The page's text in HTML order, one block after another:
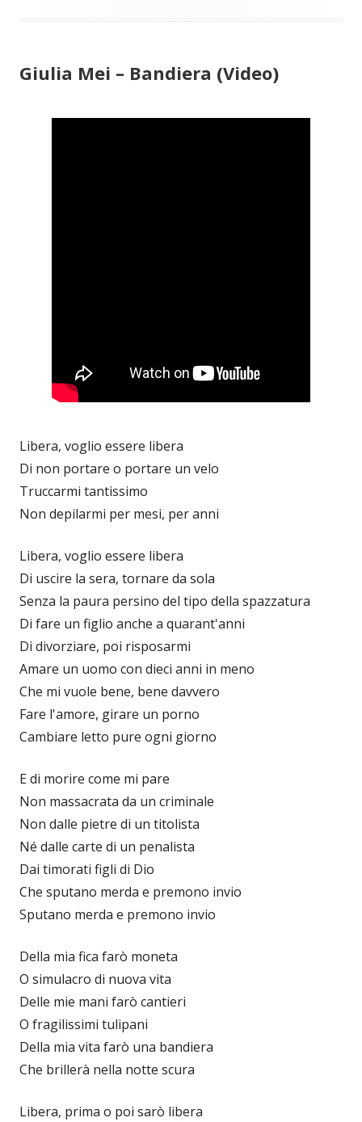
Giulia Mei – Bandiera (Video)
Libera, voglio essere libera
Di non portare o portare un velo
Truccarmi tantissimo
Non depilarmi per mesi, per anni
Libera, voglio essere libera
Di uscire la sera, tornare da sola
Senza la paura persino del tipo della spazzatura
Di fare un figlio anche a quarant'anni
Di divorziare, poi risposarmi
Amare un uomo con dieci anni in meno
Che mi vuole bene, bene davvero
Fare l'amore, girare un porno
Cambiare letto pure ogni giorno
E di morire come mi pare
Non massacrata da un criminale
Non dalle pietre di un titolista
Né dalle carte di un penalista
Dai timorati figli di Dio
Che sputano merda e premono invio
Sputano merda e premono invio
Della mia fica farò moneta
O simulacro di nuova vita
Delle mie mani farò cantieri
O fragilissimi tulipani
Della mia vita farò una bandiera
Che brillerà nella notte scura
Libera, prima o poi sarò libera